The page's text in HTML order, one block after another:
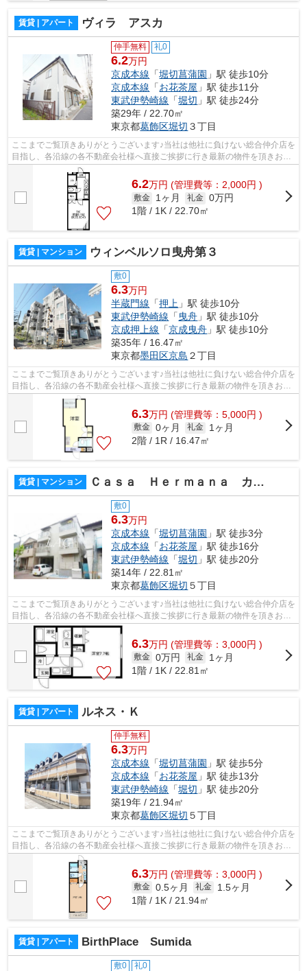
賃貸 | アパート ヴィラ アスカ
仲手無料 礼0
6.2万円
京成本線 「堀切菖蒲園 」駅 徒歩10分
京成本線 「お花茶屋 」駅 徒歩11分
東武伊勢崎線 「堀切 」駅 徒歩24分
築29年 / 22.70㎡
東京都葛飾区堀切 ３丁目
ここまでご覧頂きありがとうございます♪当社は他社に負けない総合仲介店を
目指し、各沿線の各不動産会社様へ直接ご挨拶に行き最新の物件を頂きお客
様へ提供しております！最新の情報は...
6.2万円 (管理費等：2,000円 )
敷金 1ヶ月 礼金 0万円
1階 / 1K / 22.70㎡
賃貸 | マンション ウィンベルソロ曳舟第３
敷0
6.3万円
半蔵門線 「押上 」駅 徒歩10分
東武伊勢崎線 「 曳舟 」駅 徒歩10分
京成押上線 「京成曳舟 」駅 徒歩10分
築35年 / 16.47㎡
東京都墨田区京島 ２丁目
ここまでご覧頂きありがとうございます♪当社は他社に負けない総合仲介店を
目指し、各沿線の各不動産会社様へ直接ご挨拶に行き最新の物件を頂きお客
様へ提供しております！最新の情報は...
6.3万円 (管理費等：5,000円 )
敷金 0ヶ月 礼金
1ヶ月
2階 / 1R / 16.47㎡
賃貸 | マンション Ｃａｓａ Ｈｅｒｍａｎａ カーサエルマーナ
敷0
6.3万円
京成本線 「堀切菖蒲園 」駅 徒歩3分
京成本線 「お花茶屋 」駅 徒歩16分
東武伊勢崎線 「堀切 」駅 徒歩20分
築14年 / 22.81㎡
東京都葛飾区堀切 ５丁目
ここまでご覧頂きありがとうございます♪当社は他社に負けない総合仲介店を
目指し、各沿線の各不動産会社様へ直接ご挨拶に行き最新の物件を頂きお客
様へ提供しております！最新の情報は...
6.3万円 (管理費等：3,000円 )
敷金 0万円 礼金
1ヶ月
1階 / 1K / 22.81㎡
賃貸 | アパート ルネス・Ｋ
仲手無料
6.3万円
京成本線 「堀切菖蒲園 」駅 徒歩5分
京成本線 「お花茶屋 」駅 徒歩13分
東武伊勢崎線 「堀切 」駅 徒歩20分
築19年 / 21.94㎡
東京都葛飾区堀切 ５丁目
ここまでご覧頂きありがとうございます♪当社は他社に負けない総合仲介店を
目指し、各沿線の各不動産会社様へ直接ご挨拶に行き最新の物件を頂きお客
様へ提供しております！最新の情報は...
6.3万円 (管理費等：3,000円 )
敷金 0.5ヶ月 礼金
1.5ヶ月
1階 / 1K / 21.94㎡
賃貸 | アパート BirthPlace Sumida
敷0 礼0